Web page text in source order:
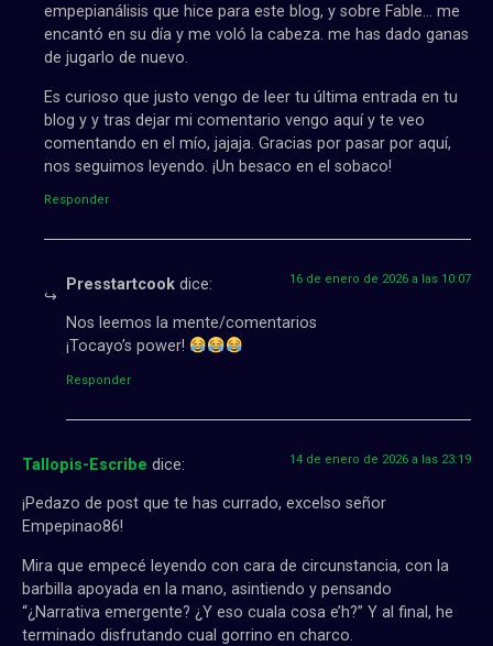
empepianálisis que hice para este blog, y sobre Fable… me
encantó en su día y me voló la cabeza. me has dado ganas
de jugarlo de nuevo.
Es curioso que justo vengo de leer tu última entrada en tu
blog y y tras dejar mi comentario vengo aquí y te veo
comentando en el mío, jajaja. Gracias por pasar por aquí,
nos seguimos leyendo. ¡Un besaco en el sobaco!
Responder
Presstartcook dice: 16 de enero de 2026 a las 10:07
Nos leemos la mente/comentarios
¡Tocayo’s power!
Responder
Tallopis-Escribe dice: 14 de enero de 2026 a las 23:19
¡Pedazo de post que te has currado, excelso señor
Empepinao86!
Mira que empecé leyendo con cara de circunstancia, con la
barbilla apoyada en la mano, asintiendo y pensando
“¿Narrativa emergente? ¿Y eso cuala cosa e’h?” Y al final, he
terminado disfrutando cual gorrino en charco.